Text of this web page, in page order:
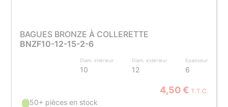
BAGUES BRONZE À COLLERETTE
BNZF10-12-15-2-6
Diam. intérieur
10
Diam. extérieur
12
Epaisseur
6
4,50 € T.T.C.
50+ pièces en stock